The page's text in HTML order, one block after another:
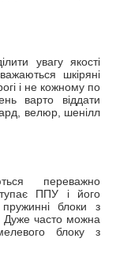
увагу якості
шкіряні
і не кожному по
варто віддати
велюр, шенілл
переважно
ППУ і його
блоки з
Дуже часто можна
блоку з